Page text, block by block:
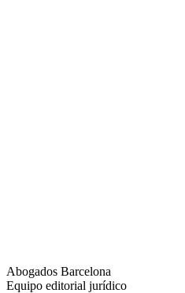
Abogados Barcelona
Equipo editorial jurídico